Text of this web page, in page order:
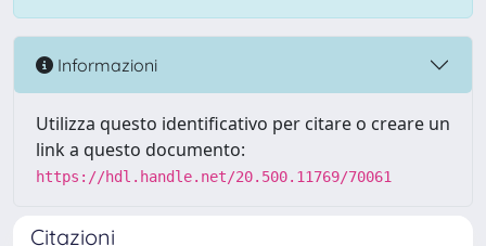
Informazioni
Utilizza questo identificativo per citare o creare un
link a questo documento:
https://hdl.handle.net/20.500.11769/70061
Citazioni